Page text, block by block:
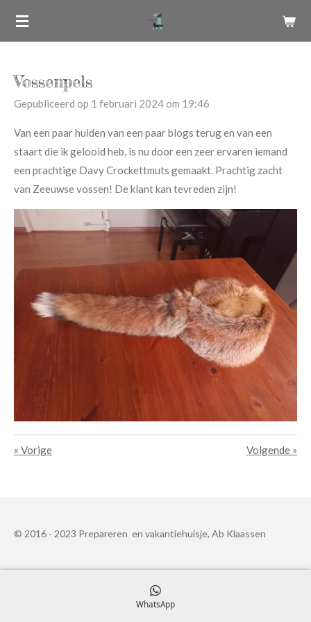
Ga
hoofdinhoud
Vossenpels
Gepubliceerd op 1 februari 2024 om 19:46
Van een paar huiden van een paar blogs terug en van een
staart die ik gelooid heb, is nu door een zeer ervaren iemand
een prachtige Davy Crockettmuts gemaakt. Prachtig zacht
van Zeeuwse vossen! De klant kan tevreden zijn!
« Vorige Volgende »
© 2016 - 2023 Prepareren en vakantiehuisje, Ab Klaassen
WhatsApp